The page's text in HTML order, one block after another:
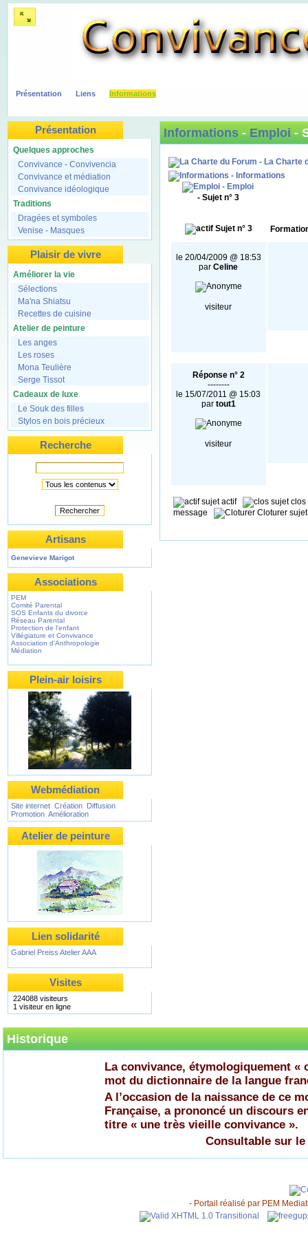
Présentation Liens Informations
Présentation
Quelques approches
Convivance - Convivencia
Convivance et médiation
Convivance idéologique
Traditions
Dragées et symboles
Venise - Masques
Plaisir de vivre
Améliorer la vie
Sélections
Ma'na Shiatsu
Recettes de cuisine
Atelier de peinture
Les anges
Les roses
Mona Teulière
Serge Tissot
Cadeaux de luxe
Le Souk des filles
Stylos en bois précieux
Recherche
Rechercher
Artisans
Genevieve Marigot
Associations
PEM
Comité Parental
SOS Enfants du divorce
Réseau Parental
Protection de l'enfant
Villégiature et Convivance
Association d'Anthropologie
Médiation
Plein-air loisirs
Webmédiation
Site internet Création Diffusion
Promotion Amélioration
Atelier de peinture
Lien solidarité
Gabriel Preiss Atelier AAA
Visites
224088 visiteurs
1 visiteur en ligne
Informations-Emploi-
- La Charte
- Informations
- Emploi
- Sujet n° 3
Sujet n° 3
le 20/04/2009 @ 18:53
par Celine
visiteur
Réponse n° 2
--------
le 15/07/2011 @ 15:03
par tout1
visiteur
sujet actif
sujet
message
Cloturer
Historique
La convivance, étymologiquement «
mot du dictionnaire de la langue
A l’occasion de la naissance de ce
Française, a prononcé un discours
titre « une très vieille convivance ».
Consultable sur
- Portail réalisé par PEM